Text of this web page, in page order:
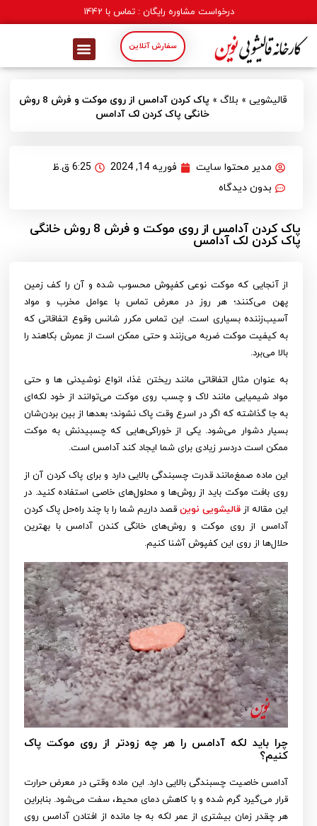
درخواست مشاوره رایگان : تماس با 1442
سفارش آنلاین
قالیشویی » بلاگ »
پاک کردن آدامس از روی موکت و فرش 8 روش
خانگی پاک کردن لک آدامس
مدیر محتوا سایت فوریه 14, 2024
6:25 ق.ظ
بدون دیدگاه
پاک کردن آدامس از روی موکت و فرش 8 روش خانگی
پاک کردن لک آدامس
از آنجایی که موکت نوعی کفپوش محسوب شده و آن را کف زمین
پهن می‌کنند؛ هر روز در معرض تماس با عوامل مخرب و مواد
آسیب‌زننده بسیاری است. این تماس مکرر شانس وقوع اتفاقاتی که
به کیفیت موکت ضربه می‌زنند و حتی ممکن است از عمرش بکاهند را
بالا می‌برد.
به عنوان مثال اتفاقاتی مانند ریختن غذا، انواع نوشیدنی‌ ها و حتی
مواد شیمیایی مانند لاک و چسب روی موکت می‌توانند از خود لکه‌ای
به جا گذاشته که اگر در اسرع وقت پاک نشوند؛ بعدها از بین بردن‌شان
بسیار دشوار می‌شود. یکی از خوراکی‌هایی که چسبیدنش به موکت
ممکن است دردسر زیادی برای شما ایجاد کند آدامس است.
این ماده صمغ‌مانند قدرت چسبندگی بالایی دارد و برای پاک کردن آن از
روی بافت موکت باید از روش‌ها و محلول‌های خاصی استفاده کنید. در
این مقاله از قالیشویی نوین قصد داریم شما را با چند راه‌حل پاک کردن
آدامس از روی موکت و روش‌های خانگی کندن آدامس با بهترین
حلال‌ها از روی این کفپوش آشنا کنیم.
چرا باید لکه آدامس را هر چه زودتر از روی موکت پاک
کنیم؟
آدامس خاصیت چسبندگی بالایی دارد. این ماده وقتی در معرض حرارت
قرار می‌گیرد گرم شده و با کاهش دمای محیط، سفت می‌شود. بنابراین
هر چقدر زمان بیشتری از عمر لکه به جا مانده از افتادن آدامس روی